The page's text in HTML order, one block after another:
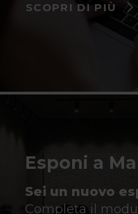
SCOPRI DI PIÙ
Esponi a
Sei un nuovo
Completa il